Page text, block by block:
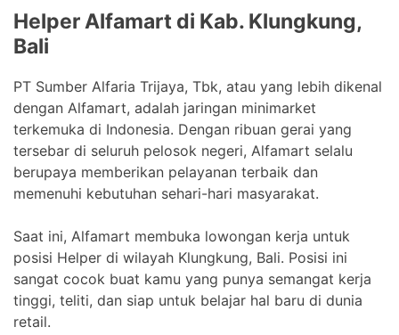
Helper Alfamart di Kab. Klungkung,
Bali
PT Sumber Alfaria Trijaya, Tbk, atau yang lebih dikenal
dengan Alfamart, adalah jaringan minimarket
terkemuka di Indonesia. Dengan ribuan gerai yang
tersebar di seluruh pelosok negeri, Alfamart selalu
berupaya memberikan pelayanan terbaik dan
memenuhi kebutuhan sehari-hari masyarakat.
Saat ini, Alfamart membuka lowongan kerja untuk
posisi Helper di wilayah Klungkung, Bali. Posisi ini
sangat cocok buat kamu yang punya semangat kerja
tinggi, teliti, dan siap untuk belajar hal baru di dunia
retail.